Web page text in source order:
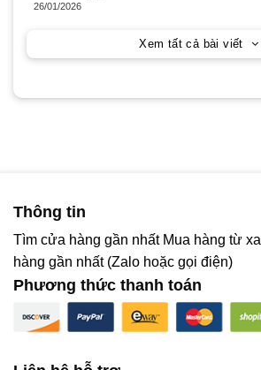
26/01/2026
Xem tất cả bài viết
Thông tin
Tìm cửa hàng gần nhất Mua hàng từ xa
hàng gần nhất (Zalo hoặc gọi điện)
Phương thức thanh toán
giúp gì cho bạn?